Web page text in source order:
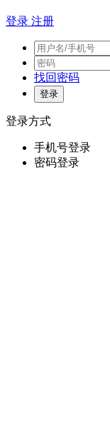
登录 注册
找回密码
登录方式
手机号登录
密码登录